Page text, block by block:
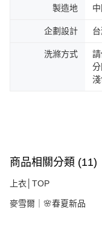
製造地
企劃設計
洗滌方式
淺
商品相關分類 (11)
上衣│TOP
麥雪爾｜🌸春夏新品